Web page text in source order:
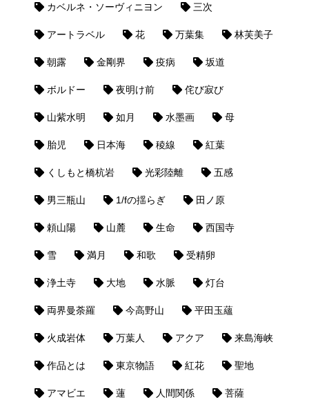
カベルネ・ソーヴィニヨン 三次
アートラベル 花 万葉集 林芙美子
朝露 金剛界 疫病 坂道
ボルドー 夜明け前 侘び寂び
山紫水明 如月 水墨画 母
胎児 日本海 稜線 紅葉
くしもと橋杭岩 光彩陸離 五感
男三瓶山 1/fの揺らぎ 田ノ原
頼山陽 山麓 生命 西国寺
雪 満月 和歌 受精卵
浄土寺 大地 水脈 灯台
両界曼荼羅 今高野山 平田玉蘊
火成岩体 万葉人 アクア 来島海峡
作品とは 東京物語 紅花 聖地
アマビエ 蓮 人間関係 菩薩